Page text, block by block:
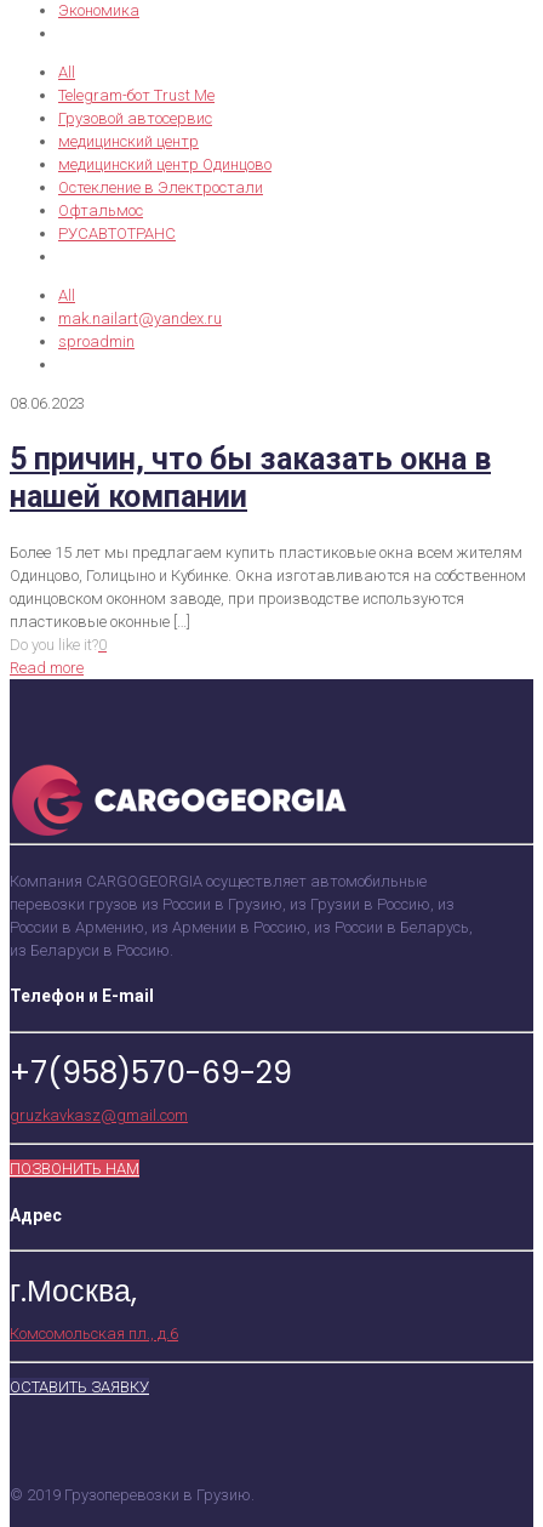
Экономика
All
Telegram-бот Trust Me
Грузовой автосервис
медицинский центр
медицинский центр Одинцово
Остекление в Электростали
Офтальмос
РУСАВТОТРАНС
All
mak.nailart@yandex.ru
sproadmin
08.06.2023
5 причин, что бы заказать окна в
нашей компании
Более 15 лет мы предлагаем купить пластиковые окна всем жителям
Одинцово, Голицыно и Кубинке. Окна изготавливаются на собственном
одинцовском оконном заводе, при производстве используются
пластиковые оконные […]
Do you like it?0
Read more
Компания CARGOGEORGIA осуществляет автомобильные
перевозки грузов из России в Грузию, из Грузии в Россию, из
России в Армению, из Армении в Россию, из России в Беларусь,
из Беларуси в Россию.
Телефон и E-mail
+7(958)570-69-29
gruzkavkasz@gmail.com
ПОЗВОНИТЬ НАМ
Адрес
г.Москва,
Комсомольская пл., д.6
ОСТАВИТЬ ЗАЯВКУ
© 2019 Грузоперевозки в Грузию.